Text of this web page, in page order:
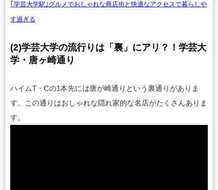
｢学芸大学駅｣グルメでおしゃれな商店街と快適なアクセスで暮らしや
す過ぎる
(2)学芸大学の流行りは「裏」にアリ？！学芸大
学・唐ヶ崎通り
ハイムT・Cの1本先には唐が崎通りという裏通りがありま
す。この通りはおしゃれな隠れ家的な名店がたくさんありま
す。